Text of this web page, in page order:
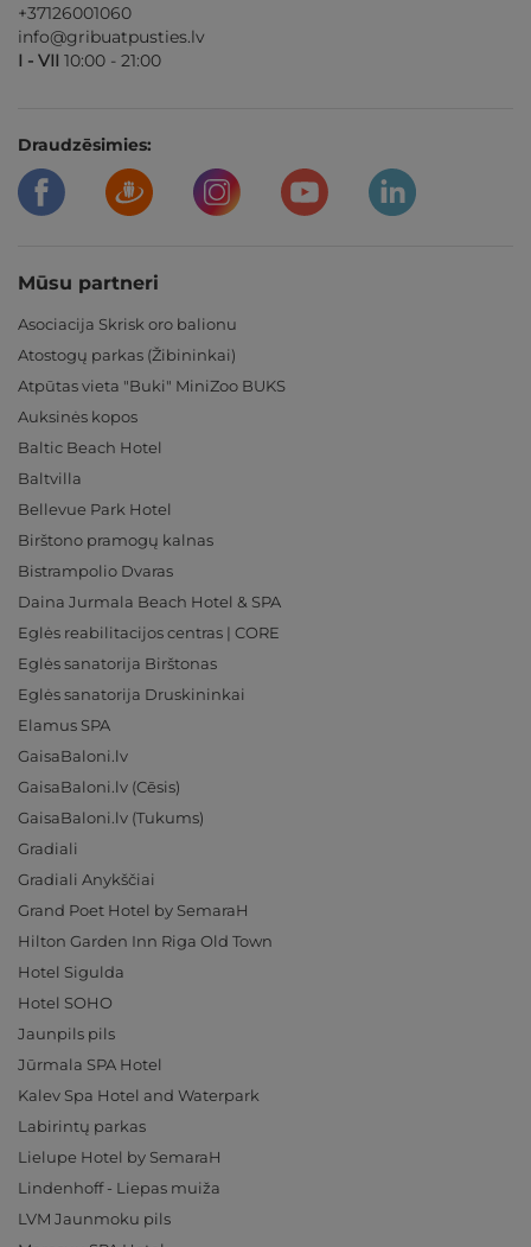
+37126001060
info@gribuatpusties.lv
I - VII 10:00 - 21:00
Draudzēsimies:
Mūsu partneri
Asociacija Skrisk oro balionu
Atostogų parkas (Žibininkai)
Atpūtas vieta "Buki" MiniZoo BUKS
Auksinės kopos
Baltic Beach Hotel
Baltvilla
Bellevue Park Hotel
Birštono pramogų kalnas
Bistrampolio Dvaras
Daina Jurmala Beach Hotel & SPA
Eglės reabilitacijos centras | CORE
Eglės sanatorija Birštonas
Eglės sanatorija Druskininkai
Elamus SPA
GaisaBaloni.lv
GaisaBaloni.lv (Cēsis)
GaisaBaloni.lv (Tukums)
Gradiali
Gradiali Anykščiai
Grand Poet Hotel by SemaraH
Hilton Garden Inn Riga Old Town
Hotel Sigulda
Hotel SOHO
Jaunpils pils
Jūrmala SPA Hotel
Kalev Spa Hotel and Waterpark
Labirintų parkas
Lielupe Hotel by SemaraH
Lindenhoff - Liepas muiža
LVM Jaunmoku pils